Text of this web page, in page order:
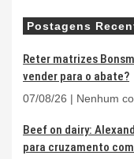
Postagens
Reter matrizes
vender para o abate?
07/08/26 Nenhum
Beef on dairy:
para cruzamento